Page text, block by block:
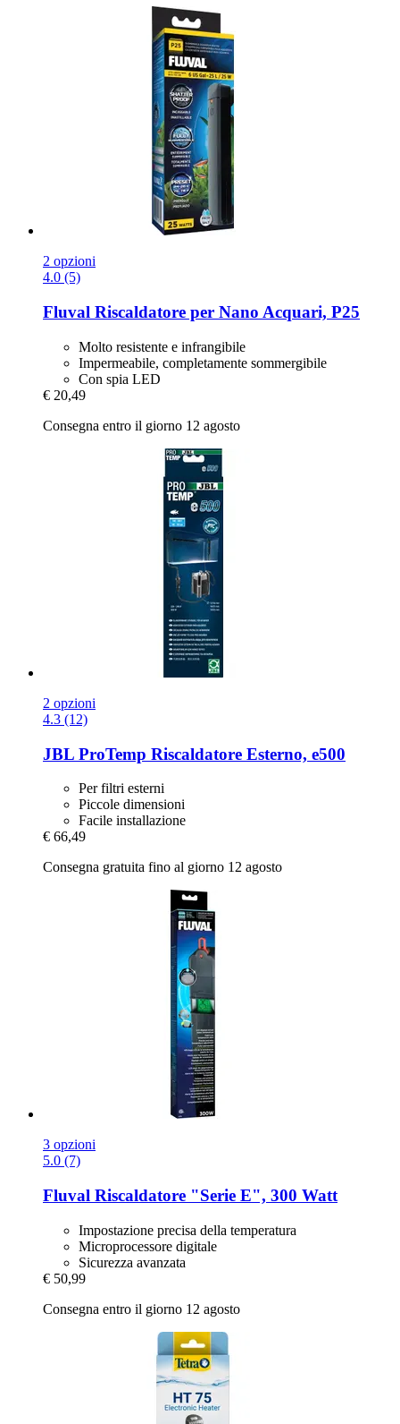
2 opzioni
4.0 (5)
Fluval Riscaldatore per Nano Acquari, P25
Molto resistente e infrangibile
Impermeabile, completamente sommergibile
Con spia LED
€ 20,49
Consegna entro il giorno 12 agosto
2 opzioni
4.3 (12)
JBL ProTemp Riscaldatore Esterno, e500
Per filtri esterni
Piccole dimensioni
Facile installazione
€ 66,49
Consegna gratuita fino al giorno 12 agosto
3 opzioni
5.0 (7)
Fluval Riscaldatore "Serie E", 300 Watt
Impostazione precisa della temperatura
Microprocessore digitale
Sicurezza avanzata
€ 50,99
Consegna entro il giorno 12 agosto